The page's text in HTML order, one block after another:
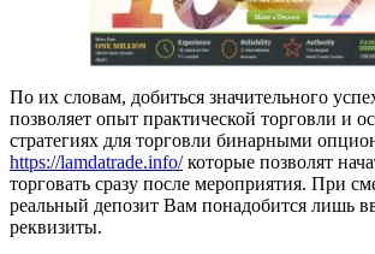
По их словам, добиться значительного
позволяет опыт практической торговли и
стратегиях для торговли бинарными
https://lamdatrade.info/которые позволят
торговать сразу после мероприятия. При
реальный депозит Вам понадобится лишь
реквизиты.